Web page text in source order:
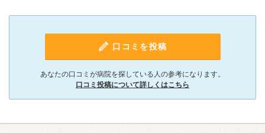
口コミを投稿
あなたの口コミが病院を探している人の参考になります。
口コミ投稿について詳しくはこちら